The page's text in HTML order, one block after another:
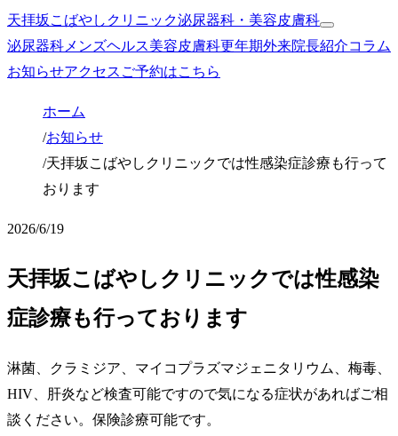
天拝坂こばやしクリニック泌尿器科・美容皮膚科
泌尿器科 メンズヘルス美容皮膚科更年期外来院長紹介コラム
お知らせアクセス ご予約はこちら
ホーム
/お知らせ
/天拝坂こばやしクリニックでは性感染症診療も行って
おります
2026/6/19
天拝坂こばやしクリニックでは性感染
症診療も行っております
淋菌、クラミジア、マイコプラズマジェニタリウム、梅毒、
HIV、肝炎など検査可能ですので気になる症状があればご相
談ください。保険診療可能です。